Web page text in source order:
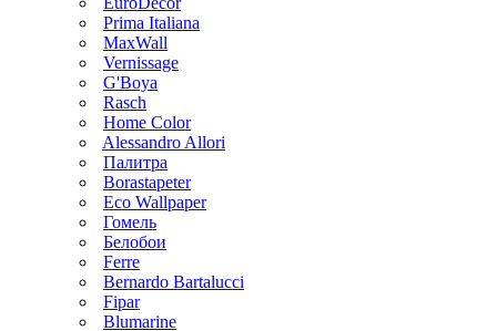
Prima Italiana
MaxWall
Vernissage
G'Boya
Rasch
Home Color
Alessandro Allori
Палитра
Borastapeter
Eco Wallpaper
Гомель
Белобои
Ferre
Bernardo Bartalucci
Fipar
Blumarine